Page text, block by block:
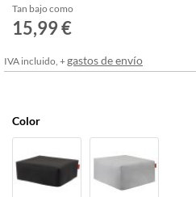
galería
de
Tan bajo como
15,99 €
IVA incluido, +gastos de envío
Color